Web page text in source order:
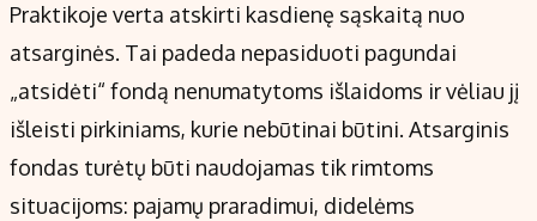
Praktikoje verta atskirti kasdienę sąskaitą nuo
atsarginės. Tai padeda nepasiduoti pagundai
„atsidėti“ fondą nenumatytoms išlaidoms ir vėliau jį
išleisti pirkiniams, kurie nebūtinai būtini. Atsarginis
fondas turėtų būti naudojamas tik rimtoms
situacijoms: pajamų praradimui, didelėms